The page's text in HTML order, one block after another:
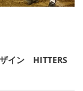
イン HITTERS